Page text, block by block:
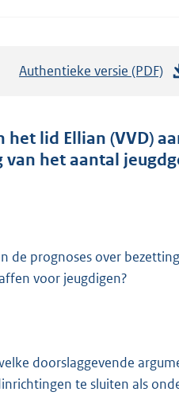
Authentieke versie (PDF)
t
a
r
e
:
het lid Ellian (VVD)
het aantal
de prognoses over
voor jeugdigen?
doorslaggevende
te sluiten als